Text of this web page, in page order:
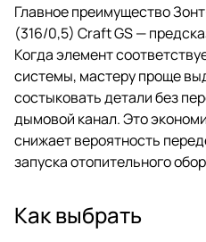
Главное преимущество
(316/0,5) Craft GS —
Когда элемент
системы, мастеру проще
состыковать детали без
дымовой канал. Это
снижает вероятность
запуска отопительного
Как выбрать